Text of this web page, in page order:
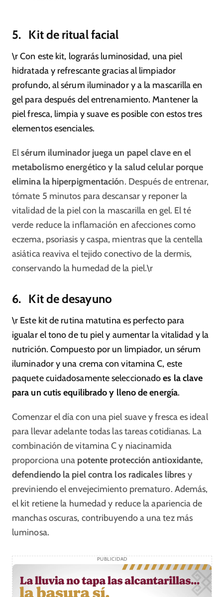
5. Kit de ritual facial
\r Con este kit, lograrás luminosidad, una piel
hidratada y refrescante gracias al limpiador
profundo, al sérum iluminador y a la mascarilla en
gel para después del entrenamiento. Mantener la
piel fresca, limpia y suave es posible con estos tres
elementos esenciales.
Elsérum iluminador juega un papel clave en el
metabolismo energético y la salud celular porque
elimina la hiperpigmentación. Después de entrenar,
tómate 5 minutos para descansar y reponer la
vitalidad de la piel con la mascarilla en gel. El té
verde reduce la inflamación en afecciones como
eczema, psoriasis y caspa, mientras que la centella
asiática reaviva el tejido conectivo de la dermis,
conservando la humedad de la piel.\r
6. Kit de desayuno
\r Este kit de rutina matutina es perfecto para
igualar el tono de tu piel y aumentar la vitalidad y la
nutrición. Compuesto por un limpiador, un sérum
iluminador y una crema con vitamina C, este
paquete cuidadosamente seleccionadoes la clave
para un cutis equilibrado y lleno de energía.
Comenzar el día con una piel suave y fresca es ideal
para llevar adelante todas las tareas cotidianas. La
combinación de vitamina C y niacinamida
proporciona una potente protección antioxidante,
defendiendo la piel contra los radicales libres y
previniendo el envejecimiento prematuro. Además,
el kit retiene la humedad y reduce la apariencia de
manchas oscuras, contribuyendo a una tez más
luminosa.
PUBLICIDAD